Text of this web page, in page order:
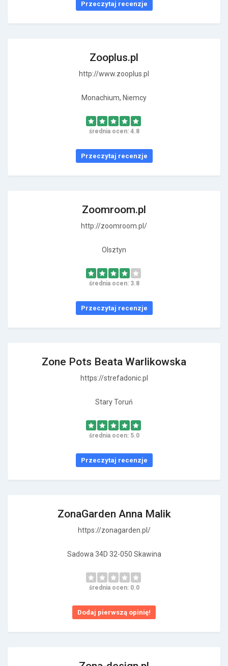
Przeczytaj recenzje
Zooplus.pl
http://www.zooplus.pl
Monachium, Niemcy
średnia ocen: 4.8
Przeczytaj recenzje
Zoomroom.pl
http://zoomroom.pl/
Olsztyn
średnia ocen: 3.8
Przeczytaj recenzje
Zone Pots Beata Warlikowska
https://strefadonic.pl
Stary Toruń
średnia ocen: 5.0
Przeczytaj recenzje
ZonaGarden Anna Malik
https://zonagarden.pl/
Sadowa 34D 32-050 Skawina
średnia ocen: 0.0
Dodaj pierwszą opinię!